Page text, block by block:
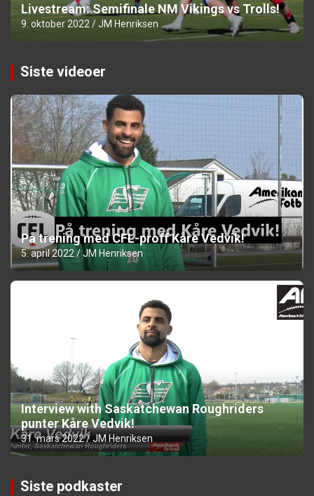
Livestream: Semifinale NM Vikings vs Trolls!
9. oktober 2022 JM Henriksen
Siste videoer
På trening med CFL-proff Kåre Vedvik!
5. april 2022 JM Henriksen
Interview with Saskatchewan Roughriders
punter Kåre Vedvik!
31. mars 2022 JM Henriksen
Siste podkaster